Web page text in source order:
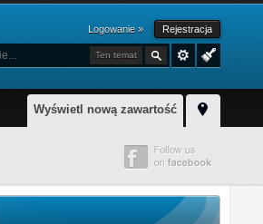
Logowanie » Rejestracja
Ten temat
Wyświetl nową zawartość